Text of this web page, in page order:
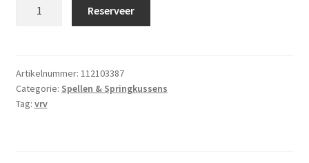
XXL
hout
aantal
Reserveer
Artikelnummer: 112103387
Categorie: Spellen & Springkussens
Tag: vrv